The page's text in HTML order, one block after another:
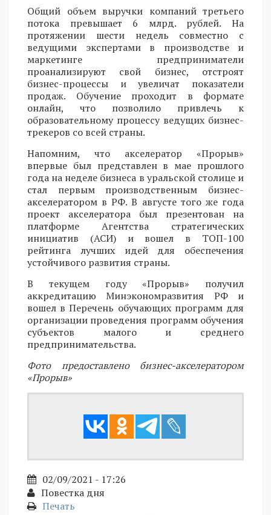
Общий объем выручки компаний третьего
потока превышает 6 млрд. рублей. На
протяжении шести недель совместно с
ведущими экспертами в производстве и
маркетинге предприниматели
проанализируют свой бизнес, отстроят
бизнес-процессы и увеличат показатели
продаж. Обучение проходит в формате
онлайн, что позволило привлечь к
образовательному процессу ведущих бизнес-
трекеров со всей страны.
Напомним, что акселератор «Прорыв»
впервые был представлен в мае прошлого
года на неделе бизнеса в уральской столице и
стал первым производственным бизнес-
акселератором в РФ. В августе того же года
проект акселератора был презентован на
платформе Агентства стратегических
инициатив (АСИ) и вошел в ТОП-100
рейтинга лучших идей для обеспечения
устойчивого развития страны.
В текущем году «Прорыв» получил
аккредитацию Минэкономразвития РФ и
вошел в Перечень обучающих программ для
организации проведения программ обучения
субъектов малого и среднего
предпринимательства.
Фото предоставлено бизнес-акселератором
«Прорыв»
02/09/2021 - 17:26
Повестка дня
Печать